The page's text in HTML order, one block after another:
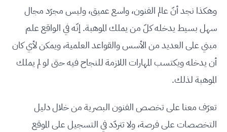
وهكذا نجد أنّ عالم الفنون، واسع عميق، وليس مجرّد مجال
سهل بسيط يدخله كلّ من يملك الموهبة. إنّه في الواقع علم
مبني على العديد من الأسس والقواعد العلمية، ويمكن لأي كان
أن يدخله ويكتسب المهارات اللازمة للنجاح فيه حتى لو لم يملك
الموهبة لذلك.
تعرّف معنا على تخصص الفنون البصرية من خلال دليل
التخصصات على فرصة، ولا تتردّد في التسجيل على الموقع